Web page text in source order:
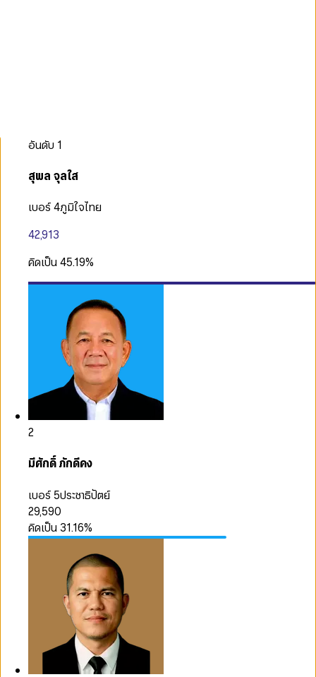
อันดับ 1
สุพล จุลใส
เบอร์ 4ภูมิใจไทย
42,913
คิดเป็น45.19%
2
มีศักดิ์ ภักดีคง
เบอร์ 5ประชาธิปัตย์
29,590
คิดเป็น 31.16%